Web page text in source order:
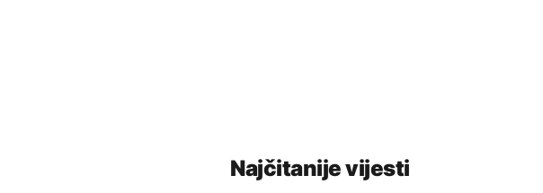
Najčitanije vijesti